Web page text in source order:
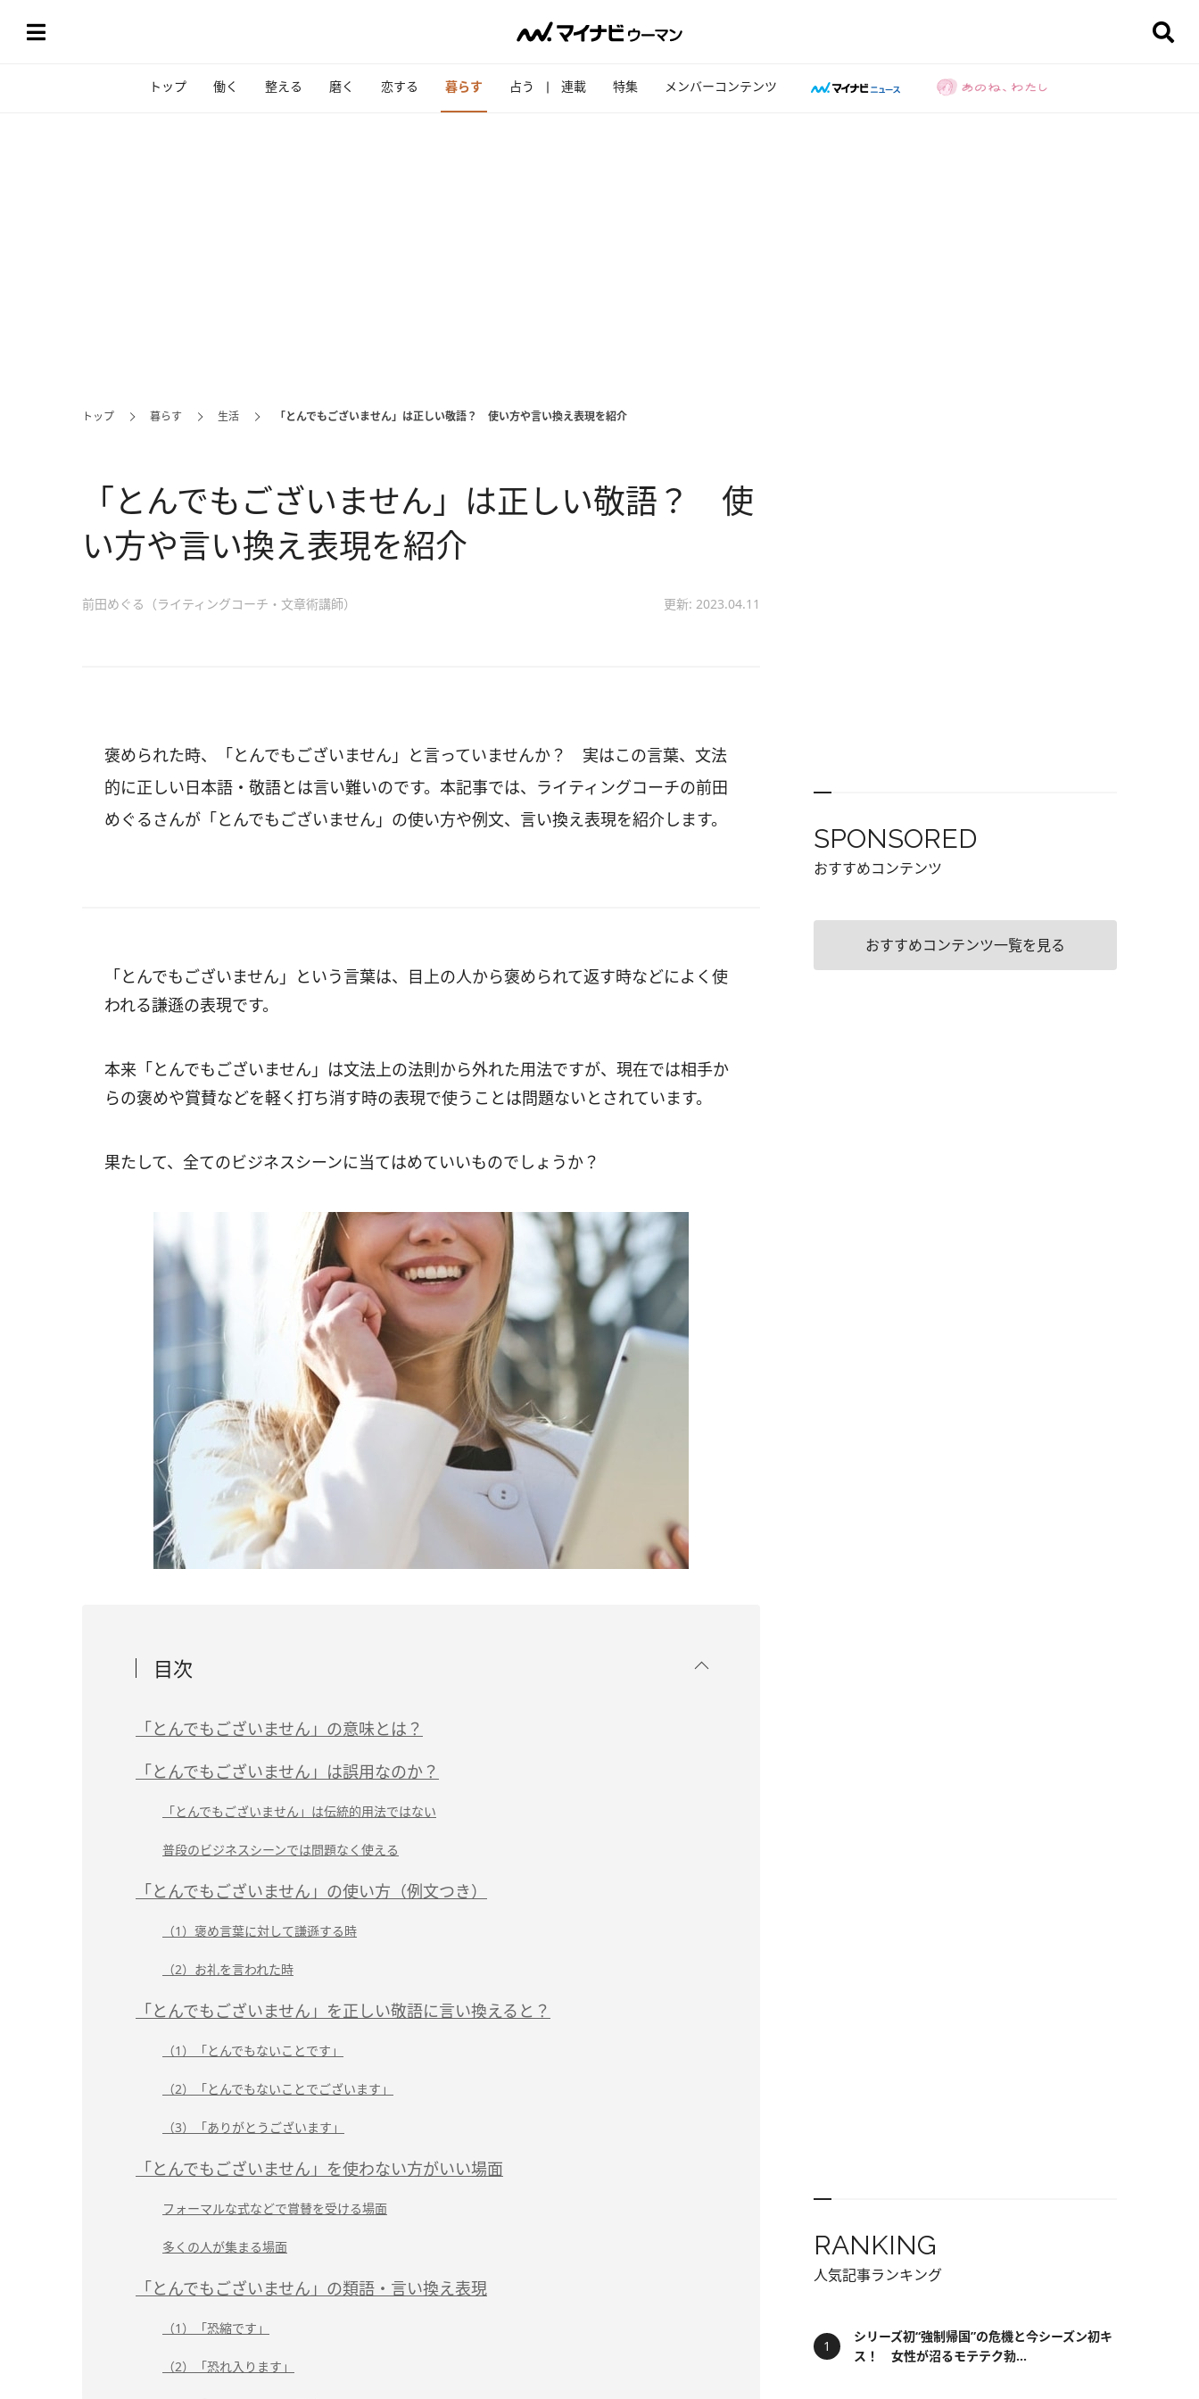
トップ 働く 整える 磨く 恋する 暮らす 占う 連載 特集 メンバーコンテンツ
トップ 暮らす 生活 「とんでもございません」は正しい敬語？ 使い方や言い換え表現を紹介
「とんでもございません」は正しい敬語？ 使
い方や言い換え表現を紹介
前田めぐる（ライティングコーチ・文章術講師） 更新: 2023.04.11
褒められた時、「とんでもございません」と言っていませんか？ 実はこの言葉、文法
的に正しい日本語・敬語とは言い難いのです。本記事では、ライティングコーチの前田
めぐるさんが「とんでもございません」の使い方や例文、言い換え表現を紹介します。
「とんでもございません」という言葉は、目上の人から褒められて返す時などによく使
われる謙遜の表現です。
本来「とんでもございません」は文法上の法則から外れた用法ですが、現在では相手か
らの褒めや賞賛などを軽く打ち消す時の表現で使うことは問題ないとされています。
果たして、全てのビジネスシーンに当てはめていいものでしょうか？
目次
「とんでもございません」の意味とは？
「とんでもございません」は誤用なのか？
「とんでもございません」は伝統的用法ではない
普段のビジネスシーンでは問題なく使える
「とんでもございません」の使い方（例文つき）
（1）褒め言葉に対して謙遜する時
（2）お礼を言われた時
「とんでもございません」を正しい敬語に言い換えると？
（1）「とんでもないことです」
（2）「とんでもないことでございます」
（3）「ありがとうございます」
「とんでもございません」を使わない方がいい場面
フォーマルな式などで賞賛を受ける場面
多くの人が集まる場面
「とんでもございません」の類語・言い換え表現
（1）「恐縮です」
（2）「恐れ入ります」
SPONSORED
おすすめコンテンツ
おすすめコンテンツ一覧を見る
RANKING
人気記事ランキング
シリーズ初“強制帰国”の危機と今シーズン初キ
ス！ 女性が沼るモテテク勃...